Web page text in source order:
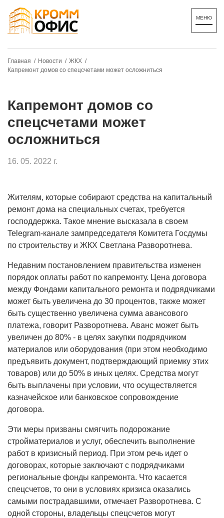
Главная / Новости / ЖКХ /
Капремонт домов со спецсчетами может осложниться
Капремонт домов со
спецсчетами может
осложниться
16. 05. 2022 г.
Жителям, которые собирают средства на капитальный
ремонт дома на специальных счетах, требуется
господдержка. Такое мнение высказала в своем
Telegram-канале зампредседателя Комитета Госдумы
по строительству и ЖКХ Светлана Разворотнева.
Недавним постановлением правительства изменен
порядок оплаты работ по капремонту. Цена договора
между Фондами капитального ремонта и подрядчиками
может быть увеличена до 30 процентов, также может
быть существенно увеличена сумма авансового
платежа, говорит Разворотнева. Аванс может быть
увеличен до 80% - в целях закупки подрядчиком
материалов или оборудования (при этом необходимо
предъявить документ, подтверждающий приемку этих
товаров) или до 50% в иных целях. Средства могут
быть выплачены при условии, что осуществляется
казначейское или банковское сопровождение
договора.
Эти меры призваны смягчить подорожание
стройматериалов и услуг, обеспечить выполнение
работ в кризисный период. При этом речь идет о
договорах, которые заключают с подрядчиками
региональные фонды капремонта. Что касается
спецсчетов, то они в условиях кризиса оказались
самыми пострадавшими, отмечает Разворотнева. С
одной стороны, владельцы спецсчетов могут